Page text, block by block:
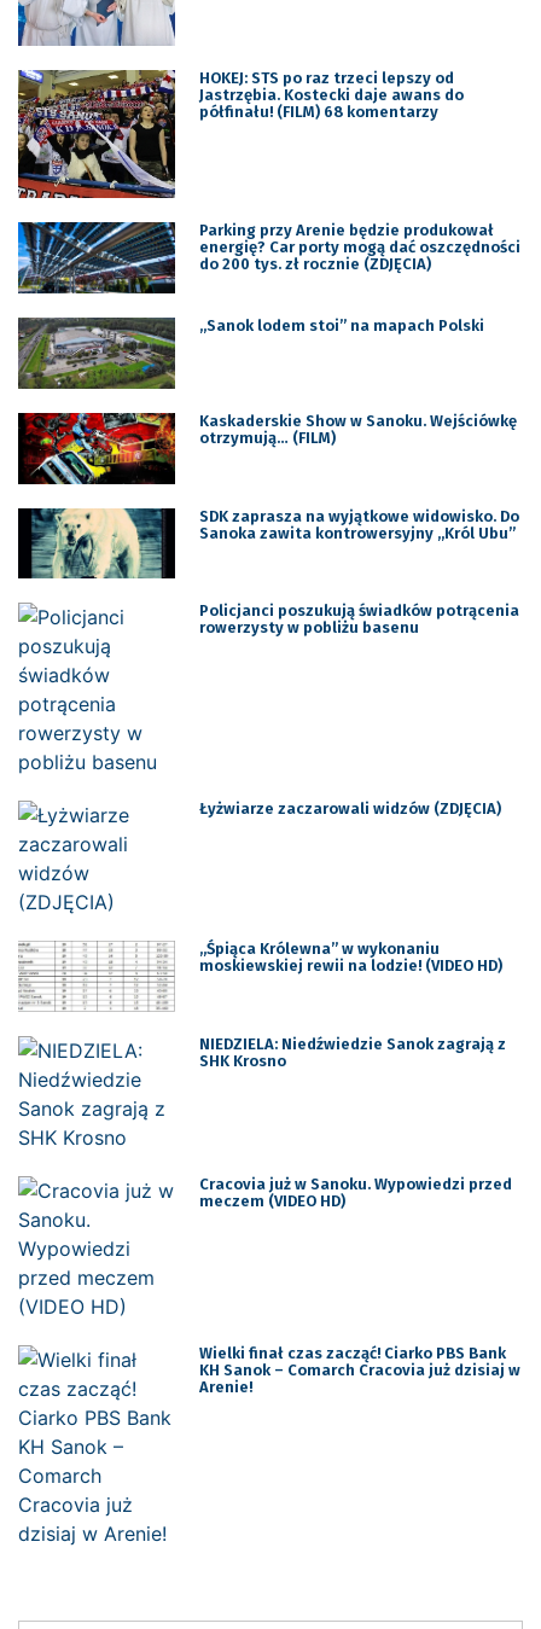
HOKEJ: STS po raz trzeci lepszy od
Jastrzębia. Kostecki daje awans do
półfinału! (FILM) 68 komentarzy
Parking przy Arenie będzie produkował
energię? Car porty mogą dać oszczędności
do 200 tys. zł rocznie (ZDJĘCIA)
,,Sanok lodem stoi” na mapach Polski
Kaskaderskie Show w Sanoku. Wejściówkę
otrzymują… (FILM)
SDK zaprasza na wyjątkowe widowisko. Do
Sanoka zawita kontrowersyjny ,,Król Ubu”
Policjanci poszukują świadków potrącenia
rowerzysty w pobliżu basenu
Łyżwiarze zaczarowali widzów (ZDJĘCIA)
„Śpiąca Królewna” w wykonaniu
moskiewskiej rewii na lodzie! (VIDEO HD)
NIEDZIELA: Niedźwiedzie Sanok zagrają z
SHK Krosno
Cracovia już w Sanoku. Wypowiedzi przed
meczem (VIDEO HD)
Wielki finał czas zacząć! Ciarko PBS Bank
KH Sanok – Comarch Cracovia już dzisiaj w
Arenie!